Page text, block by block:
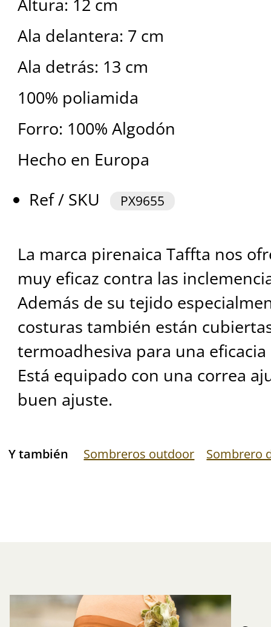
Altura: 12 cm
Ala delantera: 7 cm
Ala detrás: 13 cm
100% poliamida
Forro: 100% Algodón
Hecho en Europa
Ref / SKU
PX9655
La marca pirenaica Taffta nos
muy eficaz contra las
Además de su tejido
costuras también están
termoadhesiva para una
Está equipado con una correa
buen ajuste.
Y también Sombreros outdoor Sombrero